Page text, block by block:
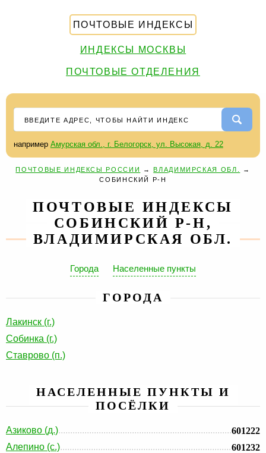
ПОЧТОВЫЕ ИНДЕКСЫ
ИНДЕКСЫ МОСКВЫ
ПОЧТОВЫЕ ОТДЕЛЕНИЯ
например Амурская обл., г. Белогорск, ул. Высокая, д. 22
ПОЧТОВЫЕ ИНДЕКСЫ РОССИИ →ВЛАДИМИРСКАЯ ОБЛ.
→
СОБИНСКИЙ Р-Н
ПОЧТОВЫЕ ИНДЕКСЫ
СОБИНСКИЙ Р-Н,
ВЛАДИМИРСКАЯ ОБЛ.
Города Населенные пункты
ГОРОДА
Лакинск (г.)
Собинка (г.)
Ставрово (п.)
НАСЕЛЕННЫЕ ПУНКТЫ И
ПОСЁЛКИ
Азиково (д.)
601222
Алепино (с.)
601232